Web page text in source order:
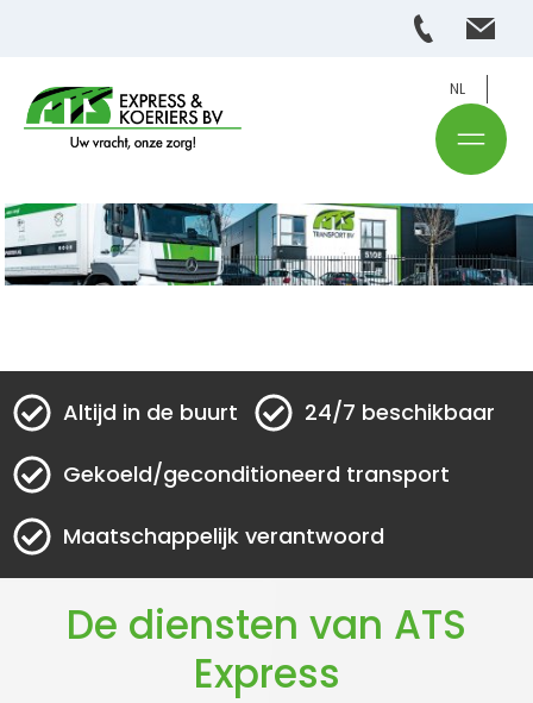
NL
Altijd in de buurt 24/7 beschikbaar
Gekoeld/geconditioneerd transport
Maatschappelijk verantwoord
De diensten van ATS
Express